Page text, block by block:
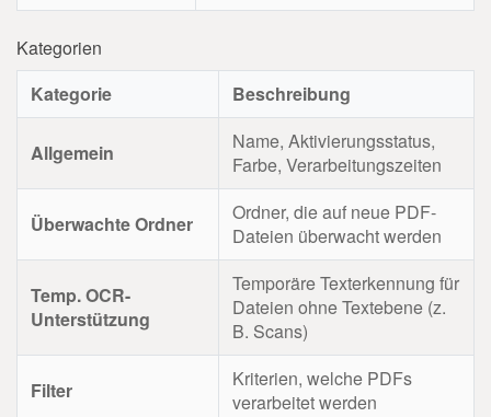
Kategorien
Kategorie
Beschreibung
Allgemein
Name, Aktivierungsstatus,
Farbe, Verarbeitungszeiten
Überwachte Ordner
Ordner, die auf neue PDF-
Dateien überwacht werden
Temp. OCR-
Unterstützung
Temporäre Texterkennung für
Dateien ohne Textebene (z.
B. Scans)
Filter
Kriterien, welche PDFs
verarbeitet werden